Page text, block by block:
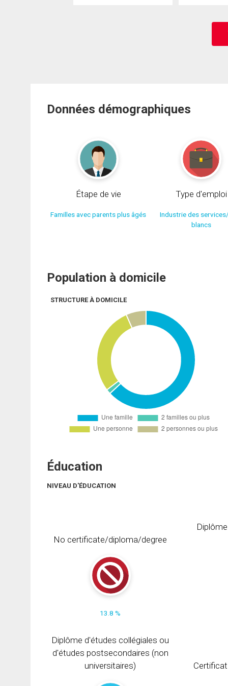
Données démographiques
Étape de vie
Familles avec parents plus âgés
Type d'emploi
Industrie des
blancs
Population à domicile
STRUCTURE À DOMICILE
Éducation
NIVEAU D'ÉDUCATION
No certificate/diploma/degree
13.8 %
Diplôme d'études collégiales ou
d'études postsecondaires (non
universitaires)